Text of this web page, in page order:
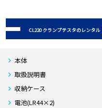
CL220 クランプテスタのレンタル
本体
取扱説明書
収納ケース
電池(LR44×2)